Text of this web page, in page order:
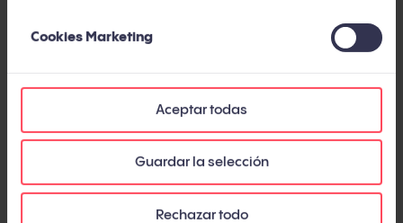
Cookies Marketing
Aceptar todas
Guardar la selección
Rechazar todo